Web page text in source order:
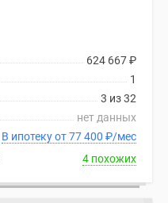
624 667₽
1
3 из 32
нет данных
В ипотеку от 77 400 ₽/мес
4 похожих